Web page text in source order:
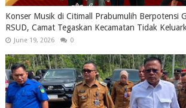
Konser Musik di Citimall Prabumulih Berpotensi
RSUD, Camat Tegaskan Kecamatan Tidak
June 19, 2026 0